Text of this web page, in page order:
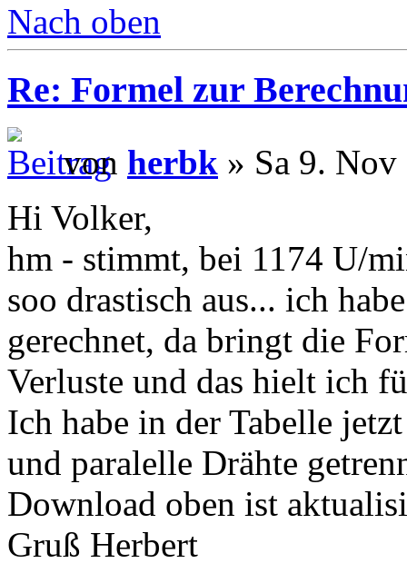
Nach oben
Re: Formel zur
von herbk » Sa 9.
Hi Volker,
hm - stimmt, bei 1174 U/
soo drastisch aus... ich
gerechnet, da bringt die
Verluste und das hielt ich
Ich habe in der Tabelle
und paralelle Drähte
Download oben ist
Gruß Herbert